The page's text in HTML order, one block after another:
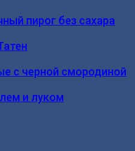
пирог без сахара
с черной смородиной
и луком